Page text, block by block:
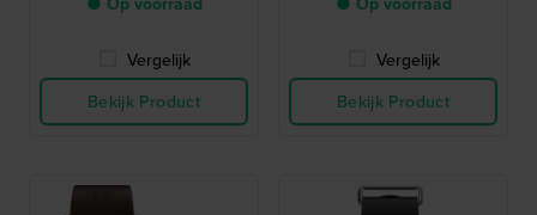
Vergelijk
Bekijk Product
Vergelijk
Bekijk Product